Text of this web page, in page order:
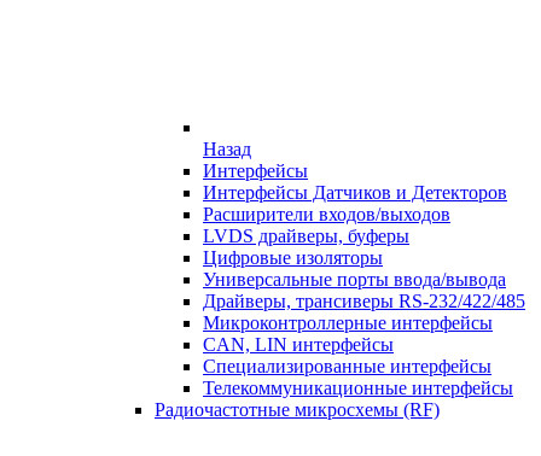
Назад
Интерфейсы
Интерфейсы Датчиков и Детекторов
Расширители входов/выходов
LVDS драйверы, буферы
Цифровые изоляторы
Универсальные порты ввода/вывода
Драйверы, трансиверы RS-232/422/485
Микроконтроллерные интерфейсы
CAN, LIN интерфейсы
Специализированные интерфейсы
Телекоммуникационные интерфейсы
Радиочастотные микросхемы (RF)